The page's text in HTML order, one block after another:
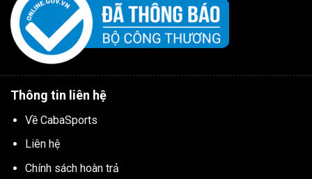
Thông tin liên hệ
Về CabaSports
Liên hệ
Chính sách hoàn trả